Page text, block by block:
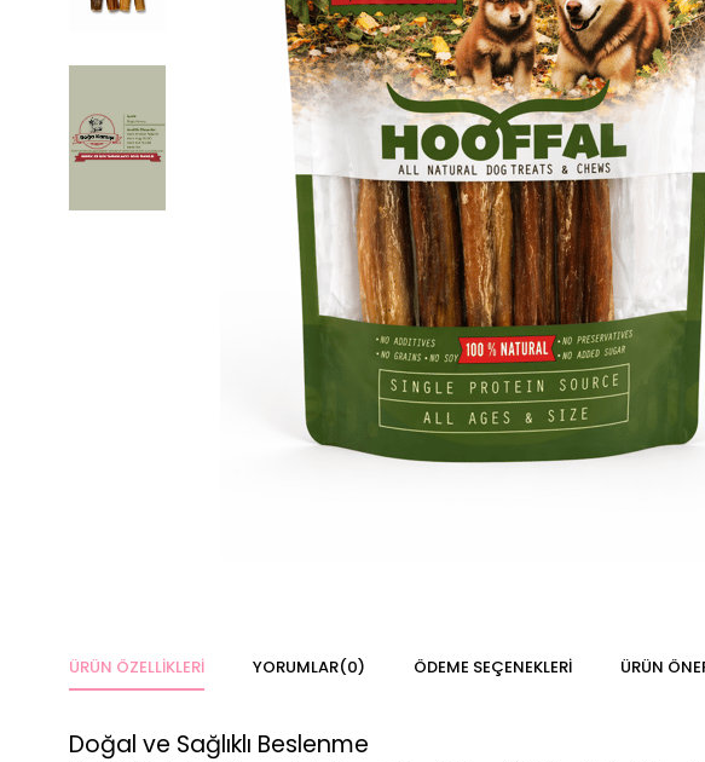
ÜRÜN ÖZELLIKLERI YORUMLAR(0) ÖDEME SEÇENEKLERI ÜRÜN
Doğal ve Sağlıklı Beslenme